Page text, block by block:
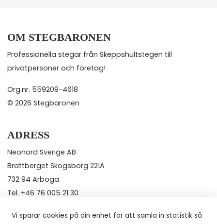
OM STEGBARONEN
Professionella stegar från Skeppshultstegen till
privatpersoner och företag!
Org.nr. 559209-4618
© 2026 Stegbaronen
ADRESS
Neonord Sverige AB
Brattberget Skogsborg 221A
732 94 Arboga
Tel. +46 76 005 21 30
Vi sparar cookies på din enhet för att samla in statistik så